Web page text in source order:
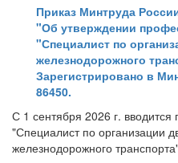
Приказ Минтруда
"Об утверждении
"Специалист по
железнодорожного
Зарегистрировано в
86450.
С 1 сентября 2026 г.
"Специалист по организации
железнодорожного